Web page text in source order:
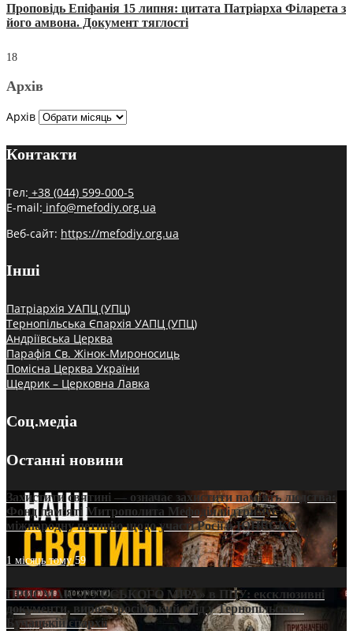
Проповідь Епіфанія 15 липня: цитата Патріарха Філарета з
його амвона. Документ тяглості
18
Архів
Архів
Контакти
Тел: +38 (044) 599-000-5
E-mail: info@mefodiy.org.ua
Веб-сайт: https://mefodiy.org.ua
Інші
Патріархія УАПЦ (УПЦ)
Тернопільська Єпархія УАПЦ (УПЦ)
Андріївська Церква
Парафія Св. Жінок-Мироносиць
Помісна Церква України
Щедрик – Церковна Лавка
Соц.медіа
Останні новини
Захистити святині — означає захистити пам’ять людства:
Фонд пам’яті Митрополита Мефодія підтримує
міжнародну петицію щодо участі Росії в ЮНЕСКО
1 місяць тому59
ПРИСМАК «РУССЬКОГО МІРА» в ПЦУ: ексклюзивні
документи, вирок і російський слід у Тернопільсько-
Бучацькій єпархії